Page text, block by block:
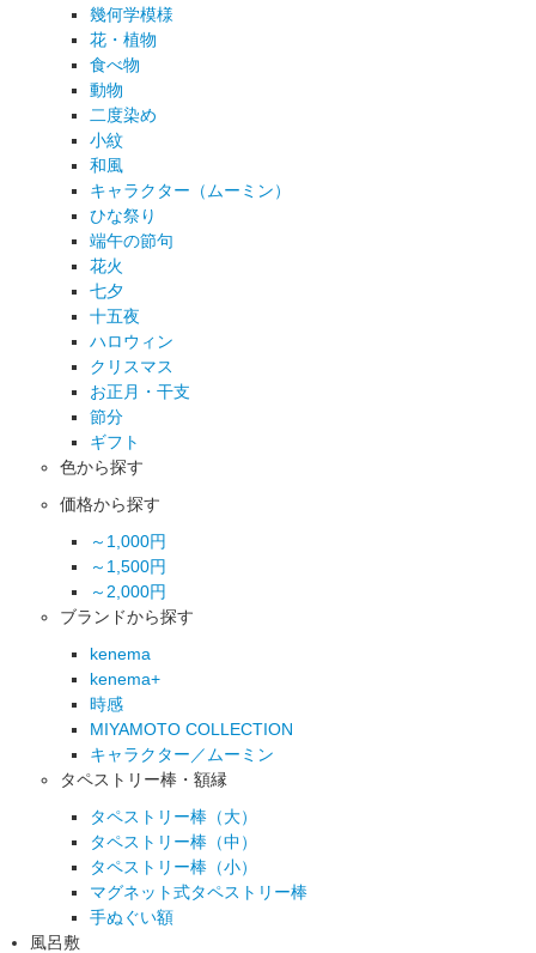
幾何学模様
花・植物
食べ物
動物
二度染め
小紋
和風
キャラクター（ムーミン）
ひな祭り
端午の節句
花火
七夕
十五夜
ハロウィン
クリスマス
お正月・干支
節分
ギフト
色から探す
価格から探す
～1,000円
～1,500円
～2,000円
ブランドから探す
kenema
kenema+
時感
MIYAMOTO COLLECTION
キャラクター／ムーミン
タペストリー棒・額縁
タペストリー棒（大）
タペストリー棒（中）
タペストリー棒（小）
マグネット式タペストリー棒
手ぬぐい額
風呂敷